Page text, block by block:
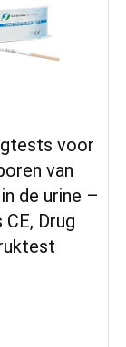
voor
van
de urine –
Drug